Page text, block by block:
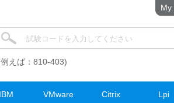
えば：810-403)
IBM VMware Citrix Lpi
My